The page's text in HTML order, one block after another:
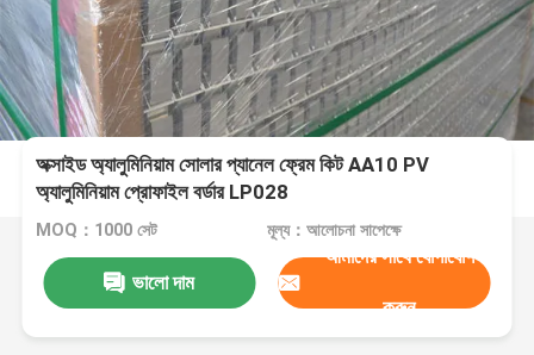
অক্সাইড অ্যালুমিনিয়াম সোলার প্যানেল ফ্রেম কিট AA10 PV
অ্যালুমিনিয়াম প্রোফাইল বর্ডার LP028
MOQ：1000 সেট মূল্য：আলোচনা সাপেক্ষে
ভালো দাম
আমাদের সাথে যোগাযোগ
করুন